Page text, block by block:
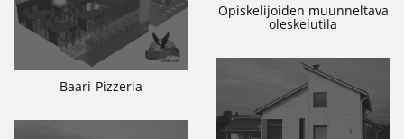
Opiskelijoiden muunneltava
oleskelutila
Baari-Pizzeria